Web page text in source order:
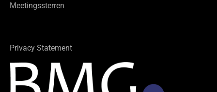
Meetingssterren
Privacy Statement